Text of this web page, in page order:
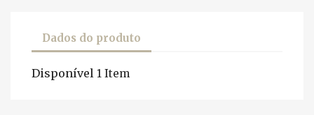
Dados do produto
Disponível 1 Item